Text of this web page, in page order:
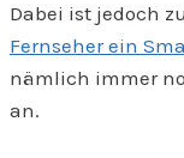
Dabei ist jedoch
Fernseher ein
nämlich immer
an.